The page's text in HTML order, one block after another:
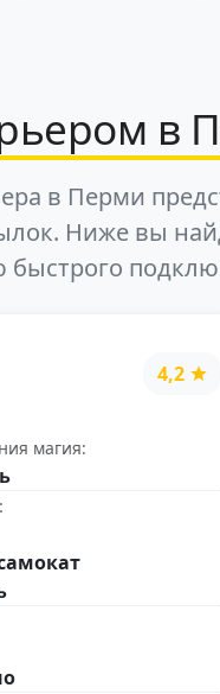
в
в Перми
Ниже вы
4,2
магия: